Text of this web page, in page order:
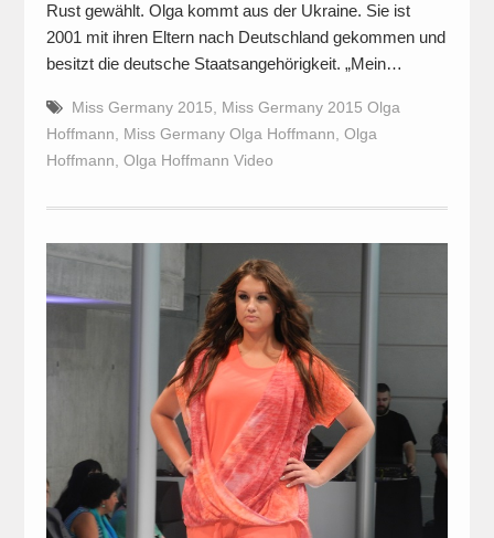
Rust gewählt. Olga kommt aus der Ukraine. Sie ist
2001 mit ihren Eltern nach Deutschland gekommen und
besitzt die deutsche Staatsangehörigkeit. „Mein…
Miss Germany 2015, Miss Germany 2015 Olga
Hoffmann, Miss Germany Olga Hoffmann, Olga
Hoffmann, Olga Hoffmann Video